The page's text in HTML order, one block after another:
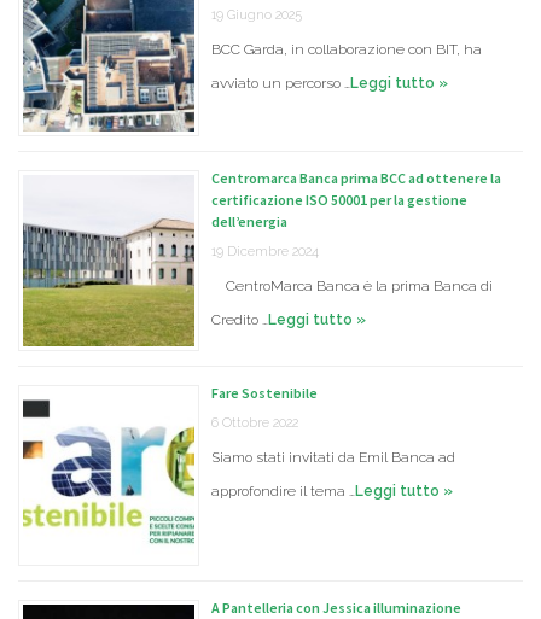
19 Giugno 2025
BCC Garda, in collaborazione con BIT, ha
avviato un percorso …Leggi tutto »
Centromarca Banca prima BCC ad ottenere la
certificazione ISO 50001 per la gestione
dell’energia
19 Dicembre 2024
CentroMarca Banca è la prima Banca di
Credito …Leggi tutto »
Fare Sostenibile
6 Ottobre 2022
Siamo stati invitati da Emil Banca ad
approfondire il tema …Leggi tutto »
A Pantelleria con Jessica illuminazione